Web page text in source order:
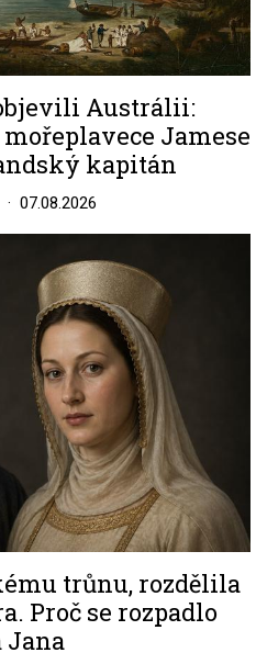
Austrálii:
Jamese
kapitán
07.08.2026
trůnu, rozdělila
Proč se rozpadlo